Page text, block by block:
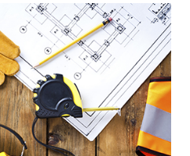
di eccellenza